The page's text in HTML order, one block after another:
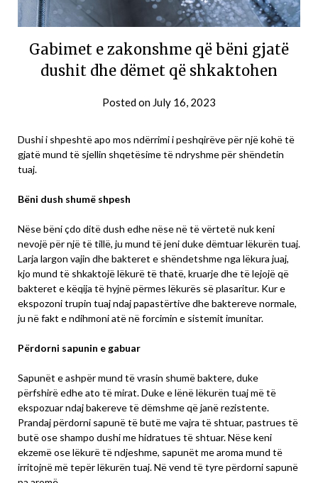
Gabimet e zakonshme që bëni gjatë
dushit dhe dëmet që shkaktohen
Posted on July 16, 2023
Dushi i shpeshtë apo mos ndërrimi i peshqirëve për një kohë të
gjatë mund të sjellin shqetësime të ndryshme për shëndetin
tuaj.
Bëni dush shumë shpesh
Nëse bëni çdo ditë dush edhe nëse në të vërtetë nuk keni
nevojë për një të tillë, ju mund të jeni duke dëmtuar lëkurën tuaj.
Larja largon vajin dhe bakteret e shëndetshme nga lëkura juaj,
kjo mund të shkaktojë lëkurë të thatë, kruarje dhe të lejojë që
bakteret e këqija të hyjnë përmes lëkurës së plasaritur. Kur e
ekspozoni trupin tuaj ndaj papastërtive dhe baktereve normale,
ju në fakt e ndihmoni atë në forcimin e sistemit imunitar.
Përdorni sapunin e gabuar
Sapunët e ashpër mund të vrasin shumë baktere, duke
përfshirë edhe ato të mirat. Duke e lënë lëkurën tuaj më të
ekspozuar ndaj bakereve të dëmshme që janë rezistente.
Prandaj përdorni sapunë të butë me vajra të shtuar, pastrues të
butë ose shampo dushi me hidratues të shtuar. Nëse keni
ekzemë ose lëkurë të ndjeshme, sapunët me aroma mund të
irritojnë më tepër lëkurën tuaj. Në vend të tyre përdorni sapunë